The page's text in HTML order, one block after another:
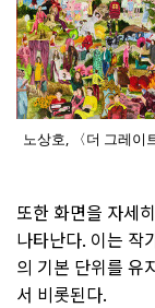
노상호, 〈더 그레이
또한 화면을 자세
나타난다. 이는 작
의 기본 단위를 유
서 비롯된다.